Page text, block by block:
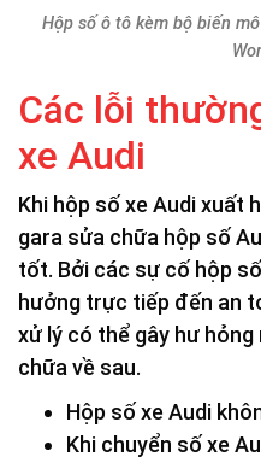
Hộp số ô tô kèm bộ biến
Các lỗi
xe Audi
Khi hộp số xe Audi xuất
gara sửa chữa hộp số
tốt. Bởi các sự cố hộp
hưởng trực tiếp đến an
xử lý có thể gây hư
chữa về sau.
Hộp số xe Audi
Khi chuyển số xe